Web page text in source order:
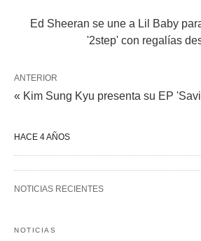
Ed Sheeran se une a Lil Baby
'2step' con regalías
ANTERIOR
« Kim Sung Kyu presenta su EP
HACE 4 AÑOS
NOTICIAS RECIENTES
NOTICIAS